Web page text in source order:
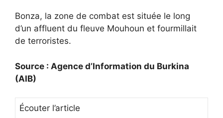
Bonza, la zone de combat est située le long
d’un affluent du fleuve Mouhoun et fourmillait
de terroristes.
Source : Agence d’Information du Burkina
(AIB)
Écouter l’article